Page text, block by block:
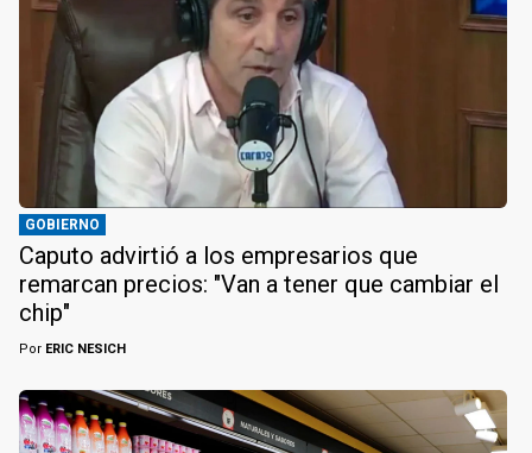
GOBIERNO
Caputo advirtió a los empresarios que
remarcan precios: "Van a tener que cambiar el
chip"
Por ERIC NESICH